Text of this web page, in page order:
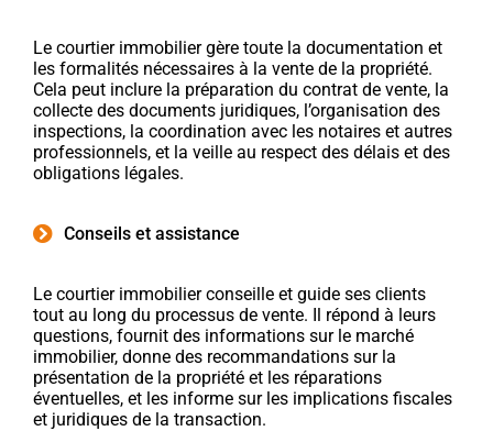
Le courtier immobilier gère toute la documentation et
les formalités nécessaires à la vente de la propriété.
Cela peut inclure la préparation du contrat de vente, la
collecte des documents juridiques, l’organisation des
inspections, la coordination avec les notaires et autres
professionnels, et la veille au respect des délais et des
obligations légales.
Conseils et assistance
Le courtier immobilier conseille et guide ses clients
tout au long du processus de vente. Il répond à leurs
questions, fournit des informations sur le marché
immobilier, donne des recommandations sur la
présentation de la propriété et les réparations
éventuelles, et les informe sur les implications fiscales
et juridiques de la transaction.